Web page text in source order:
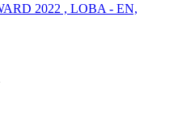
2022 , LOBA - EN,